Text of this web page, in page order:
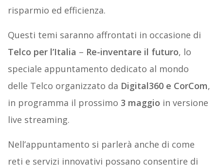
risparmio ed efficienza.
Questi temi saranno affrontati in occasione di
Telco per l’Italia – Re-inventare il futuro, lo
speciale appuntamento dedicato al mondo
delle Telco organizzato da Digital360 e CorCom,
in programma il prossimo 3 maggio in versione
live streaming.
Nell’appuntamento si parlerà anche di come
reti e servizi innovativi possano consentire di